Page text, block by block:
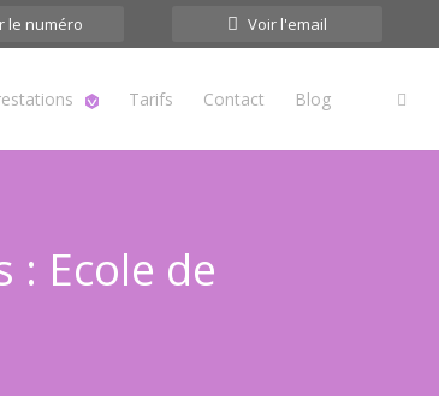
le numéro Voir l'email
Tarifs Contact Blog
Ecole de